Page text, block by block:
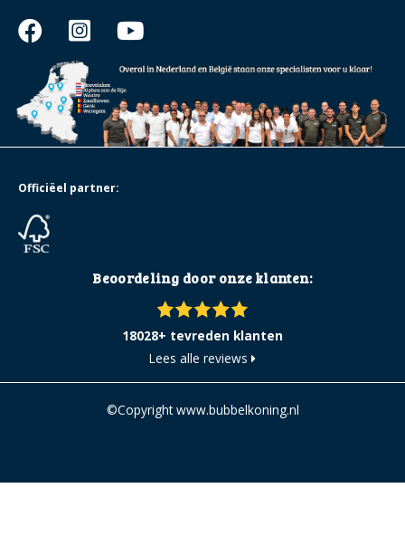
Beoordeling door onze klanten:
18028+ tevreden klanten
Lees alle reviews
Officiëel partner:
©Copyright www.bubbelkoning.nl